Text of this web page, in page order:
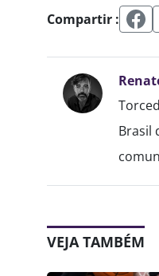
Compartir :
Brasil
VEJA TAMBÉM